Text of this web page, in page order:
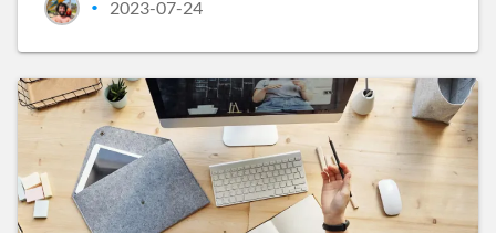
• 2023-07-24